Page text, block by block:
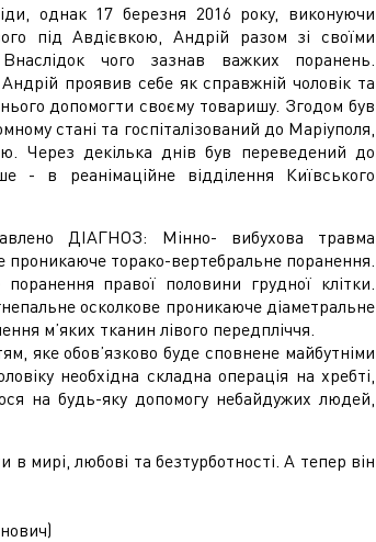
однак 17 березня 2016 року, виконуючи
під Авдієвкою, Андрій разом зі своїми
чого зазнав важких поранень.
проявив себе як справжній чоловік та
допомогти своєму товаришу. Згодом був
стані та госпіталізований до Маріуполя,
Через декілька днів був переведений до
- в реанімаційне відділення Київського
ДІАГНОЗ: Мінно- вибухова травма
проникаюче торако-вертебральне поранення.
правої половини грудної клітки.
осколкове проникаюче діаметральне
м’яких тканин лівого передпліччя.
яке обов’язково буде сповнене майбутніми
необхідна складна операція на хребті,
на будь-яку допомогу небайдужих людей,
мирі, любові та безтурботності. А тепер він